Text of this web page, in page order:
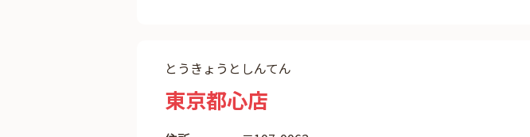
とうきょうとしんてん
東京都心店